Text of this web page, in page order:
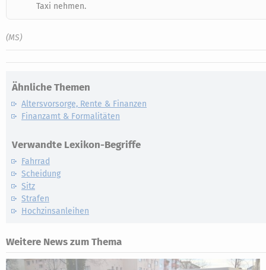
Taxi nehmen.
(MS)
Ähnliche Themen
Altersvorsorge, Rente & Finanzen
Finanzamt & Formalitäten
Verwandte Lexikon-Begriffe
Fahrrad
Scheidung
Sitz
Strafen
Hochzinsanleihen
Weitere News zum Thema